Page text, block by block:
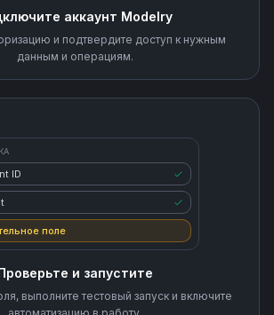
аккаунт Modelry
и подтвердите доступ к нужным
данным и операциям.
ID
поле
и запустите
выполните тестовый запуск и включите